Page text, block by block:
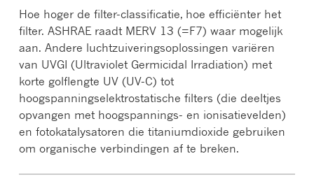
Hoe hoger de filter-classificatie, hoe efficiënter het
filter. ASHRAE raadt MERV 13 (=F7) waar mogelijk
aan. Andere luchtzuiveringsoplossingen variëren
van UVGI (Ultraviolet Germicidal Irradiation) met
korte golflengte UV (UV-C) tot
hoogspanningselektrostatische filters (die deeltjes
opvangen met hoogspannings- en ionisatievelden)
en fotokatalysatoren die titaniumdioxide gebruiken
om organische verbindingen af te breken.